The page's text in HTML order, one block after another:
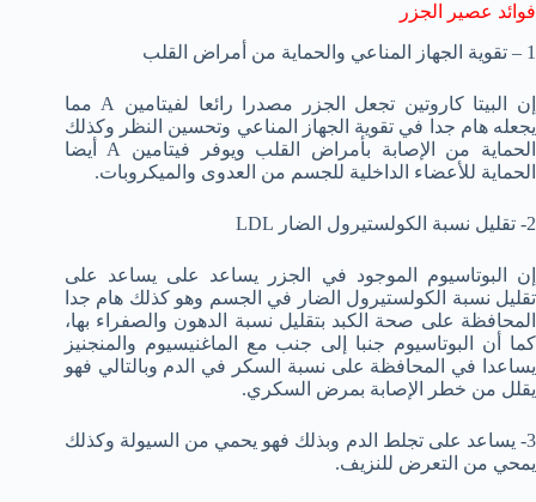
فوائد عصير الجزر
1 – تقوية الجهاز المناعي والحماية من أمراض القلب
إن البيتا كاروتين تجعل الجزر مصدرا رائعا لفيتامين A مما
يجعله هام جدا في تقوية الجهاز المناعي وتحسين النظر وكذلك
الحماية من الإصابة بأمراض القلب ويوفر فيتامين A أيضا
الحماية للأعضاء الداخلية للجسم من العدوى والميكروبات.
2- تقليل نسبة الكولستيرول الضار LDL
إن البوتاسيوم الموجود في الجزر يساعد على يساعد على
تقليل نسبة الكولستيرول الضار في الجسم وهو كذلك هام جدا
المحافظة على صحة الكبد بتقليل نسبة الدهون والصفراء بها،
كما أن البوتاسيوم جنبا إلى جنب مع الماغنيسيوم والمنجنيز
يساعدا في المحافظة على نسبة السكر في الدم وبالتالي فهو
يقلل من خطر الإصابة بمرض السكري.
3- يساعد على تجلط الدم وبذلك فهو يحمي من السيولة وكذلك
يمحي من التعرض للنزيف.